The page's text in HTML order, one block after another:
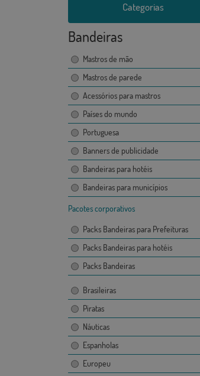
Categorias
Bandeiras
Mastros de mão
Mastros de parede
Acessórios para mastros
Países do mundo
Portuguesa
Banners de publicidade
Bandeiras para hotéis
Bandeiras para municípios
Pacotes corporativos
Packs Bandeiras para Prefeituras
Packs Bandeiras para hotéis
Packs Bandeiras
Brasileiras
Piratas
Náuticas
Espanholas
Europeu